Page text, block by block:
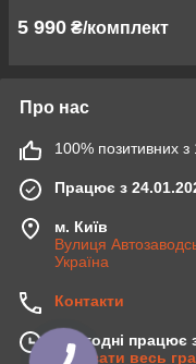
5 990 ₴/комплект
Про нас
100% позитивних з
Працює з
м. Київ
Вулиця
Україна
Контакти
Сьогодні працює
Показати весь